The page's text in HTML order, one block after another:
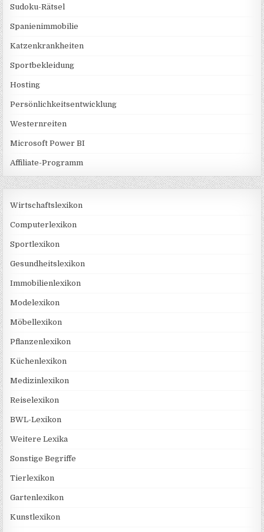
Sudoku-Rätsel
Spanienimmobilie
Katzenkrankheiten
Sportbekleidung
Hosting
Persönlichkeitsentwicklung
Westernreiten
Microsoft Power BI
Affiliate-Programm
Wirtschaftslexikon
Computerlexikon
Sportlexikon
Gesundheitslexikon
Immobilienlexikon
Modelexikon
Möbellexikon
Pflanzenlexikon
Küchenlexikon
Medizinlexikon
Reiselexikon
BWL-Lexikon
Weitere Lexika
Sonstige Begriffe
Tierlexikon
Gartenlexikon
Kunstlexikon